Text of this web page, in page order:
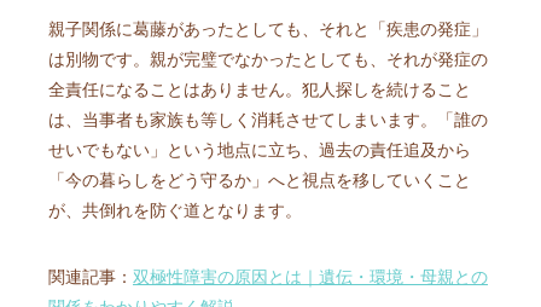
親子関係に葛藤があったとしても、それと「疾患の発症」
は別物です。親が完璧でなかったとしても、それが発症の
全責任になることはありません。犯人探しを続けること
は、当事者も家族も等しく消耗させてしまいます。「誰の
せいでもない」という地点に立ち、過去の責任追及から
「今の暮らしをどう守るか」へと視点を移していくこと
が、共倒れを防ぐ道となります。
関連記事： 双極性障害の原因とは｜遺伝・環境・母親との